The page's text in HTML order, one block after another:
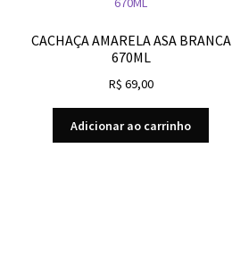
CACHAÇA AMARELA ASA BRANCA
670ML
R$ 69,00
Adicionar ao carrinho